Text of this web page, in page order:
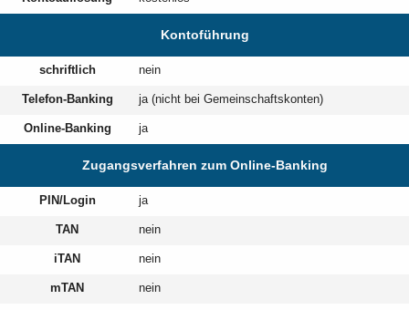
Kontoführung
schriftlich nein
Telefon-Banking ja (nicht bei Gemeinschaftskonten)
Online-Banking ja
Zugangsverfahren zum Online-Banking
PIN/Login ja
TAN nein
iTAN nein
mTAN nein